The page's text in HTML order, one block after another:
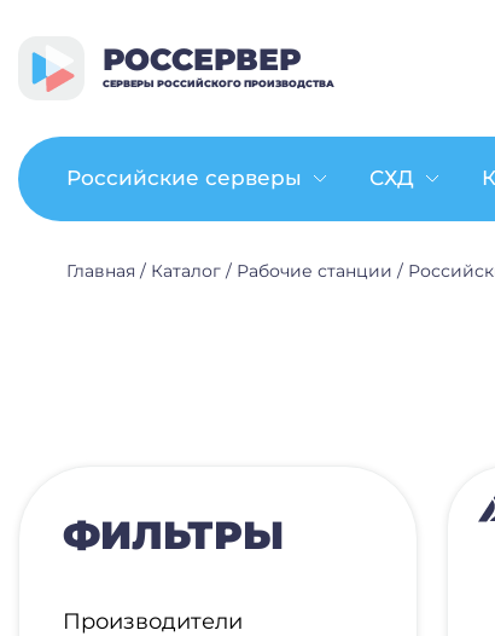
РОССЕРВЕР
СЕРВЕРЫ РОССИЙСКОГО ПРОИЗВОДСТВА
Российские серверы СХД
Главная / Каталог / Рабочие станции /
ФИЛЬТРЫ
Производители